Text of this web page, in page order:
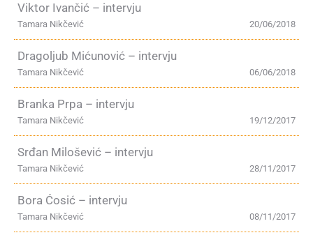
Viktor Ivančić – intervju
20/06/2018
Tamara Nikčević
Dragoljub Mićunović – intervju
06/06/2018
Tamara Nikčević
Branka Prpa – intervju
19/12/2017
Tamara Nikčević
Srđan Milošević – intervju
28/11/2017
Tamara Nikčević
Bora Ćosić – intervju
08/11/2017
Tamara Nikčević